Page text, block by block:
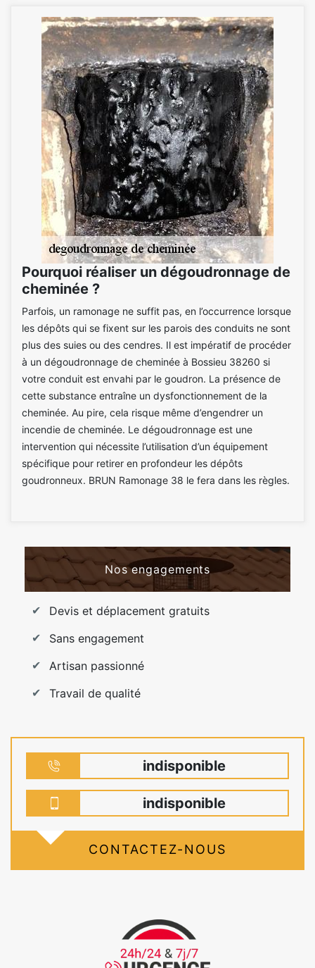
Pourquoi réaliser un dégoudronnage de
cheminée ?
Parfois, un ramonage ne suffit pas, en l’occurrence lorsque
les dépôts qui se fixent sur les parois des conduits ne sont
plus des suies ou des cendres. Il est impératif de procéder
à un dégoudronnage de cheminée à Bossieu 38260 si
votre conduit est envahi par le goudron. La présence de
cette substance entraîne un dysfonctionnement de la
cheminée. Au pire, cela risque même d’engendrer un
incendie de cheminée. Le dégoudronnage est une
intervention qui nécessite l’utilisation d’un équipement
spécifique pour retirer en profondeur les dépôts
goudronneux. BRUN Ramonage 38 le fera dans les règles.
Nos engagements
Devis et déplacement gratuits
Sans engagement
Artisan passionné
Travail de qualité
indisponible
indisponible
CONTACTEZ-NOUS